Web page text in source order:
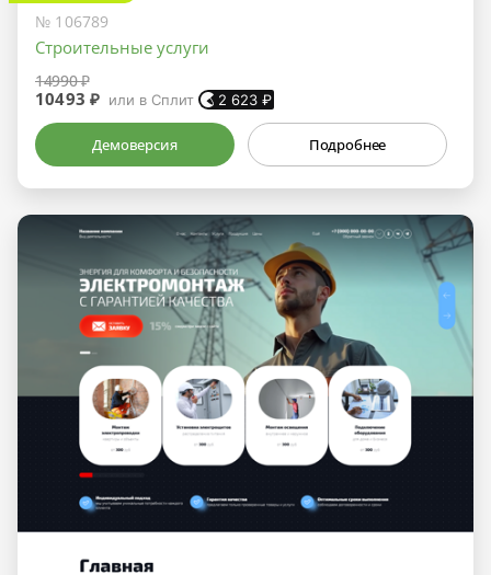
№ 106789
Строительные услуги
14990 ₽
10493 ₽ или в Сплит 2 623 ₽
Демоверсия Подробнее